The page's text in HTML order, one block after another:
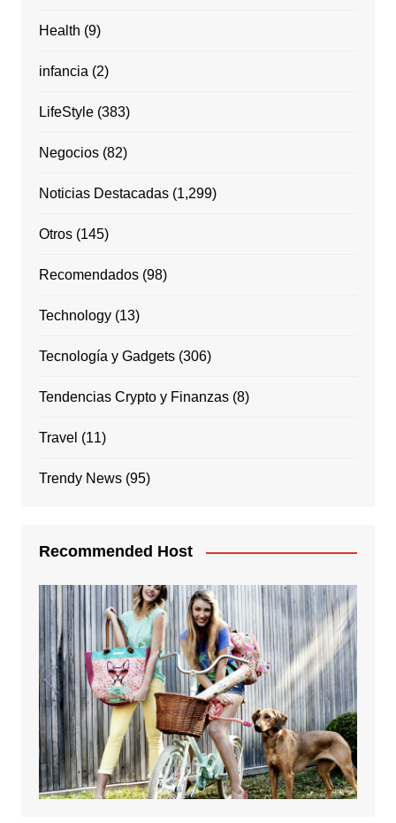
Health (9)
infancia (2)
LifeStyle(383)
Negocios(82)
Noticias Destacadas(1,299)
Otros(145)
Recomendados(98)
Technology(13)
Tecnología y Gadgets(306)
Tendencias Crypto y Finanzas(8)
Travel (11)
Trendy News(95)
Recommended Host